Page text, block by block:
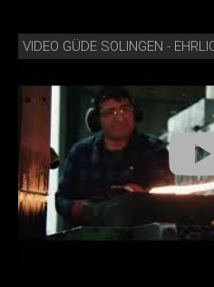
VIDEO GÜDE SOLINGEN -